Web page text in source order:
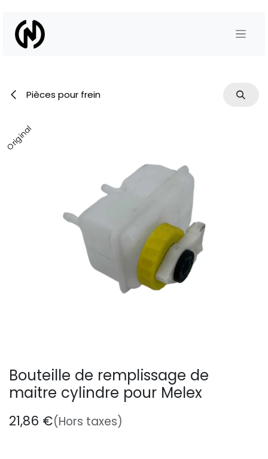
Pièces pour frein
Original
Bouteille de remplissage de
maitre cylindre pour Melex
21,86 €(Hors taxes)